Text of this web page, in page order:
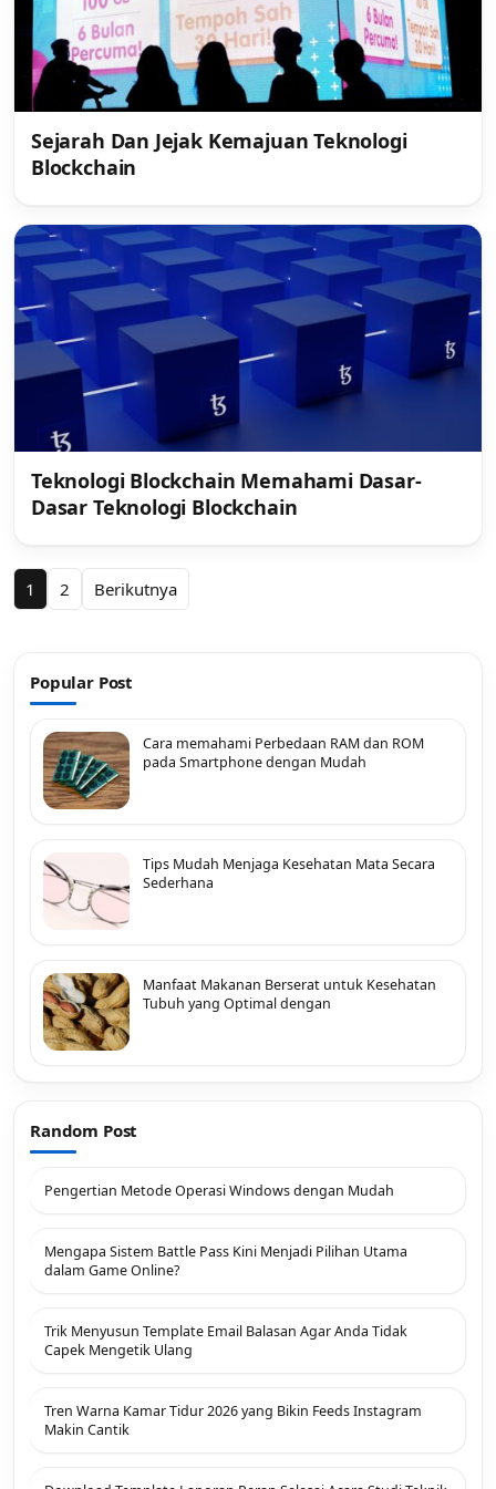
Sejarah Dan Jejak Kemajuan Teknologi
Blockchain
Teknologi Blockchain Memahami Dasar-
Dasar Teknologi Blockchain
Paginasi
1 2 Berikutnya
Popular Post
Cara memahami Perbedaan RAM dan ROM
pada Smartphone dengan Mudah
Tips Mudah Menjaga Kesehatan Mata Secara
Sederhana
Manfaat Makanan Berserat untuk Kesehatan
Tubuh yang Optimal dengan
Random Post
Pengertian Metode Operasi Windows dengan Mudah
Mengapa Sistem Battle Pass Kini Menjadi Pilihan Utama
dalam Game Online?
Trik Menyusun Template Email Balasan Agar Anda Tidak
Capek Mengetik Ulang
Tren Warna Kamar Tidur 2026 yang Bikin Feeds Instagram
Makin Cantik